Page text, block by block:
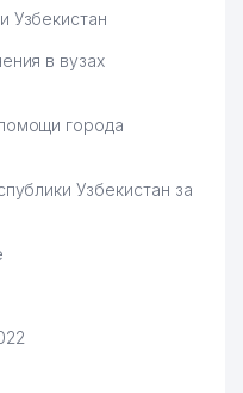
Узбекистан
в вузах
города
Узбекистан за